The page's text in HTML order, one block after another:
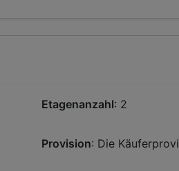
Etagenanzahl: 2
Provision: Die